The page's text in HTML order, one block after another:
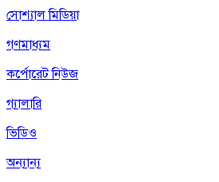
সোশ্যাল মিডিয়া
গণমাধ্যম
কর্পোরেট নিউজ
গ্যালারি
ভিডিও
অন্যান্য